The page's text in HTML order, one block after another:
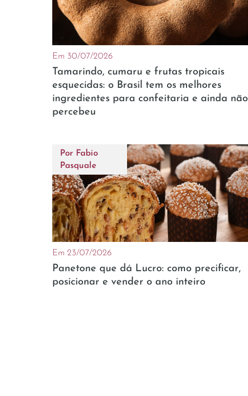
Em 30/07/2026
Tamarindo, cumaru e frutas tropicais
esquecidas: o Brasil tem os melhores
ingredientes para confeitaria e ainda não
percebeu
Por Fabio
Pasquale
Em 23/07/2026
Panetone que dá Lucro: como precificar,
posicionar e vender o ano inteiro